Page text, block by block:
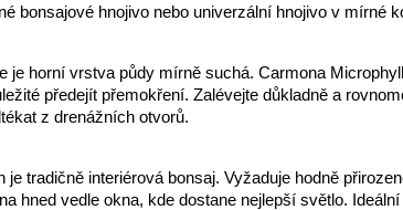
bonsajové hnojivo nebo univerzální hnojivo v mírné
je horní vrstva půdy mírně suchá. Carmona
předejít přemokření. Zalévejte důkladně a
z drenážních otvorů.
je tradičně interiérová bonsaj. Vyžaduje hodně
hned vedle okna, kde dostane nejlepší světlo.